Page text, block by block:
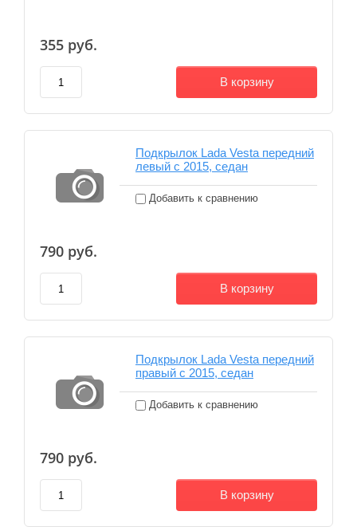
355 руб.
В корзину
Подкрылок Lada Vesta передний
левый с 2015, седан
Добавить к сравнению
790 руб.
В корзину
Подкрылок Lada Vesta передний
правый с 2015, седан
Добавить к сравнению
790 руб.
В корзину